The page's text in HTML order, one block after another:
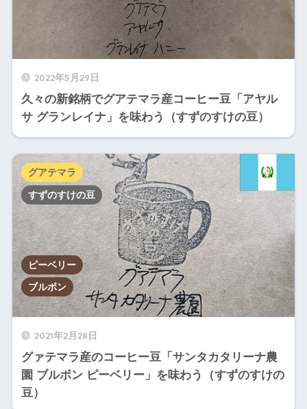
2022年5月29日
久々の新銘柄でグアテマラ産コーヒー豆「アヤル
サ グランレイナ」を味わう（すずのすけの豆）
2021年2月28日
グァテマラ産のコーヒー豆「サンタカタリーナ農
園 ブルボン ピーベリー」を味わう（すずのすけの
豆）
グアテマラ
ブルボン
ピーベリー
すずのすけの豆